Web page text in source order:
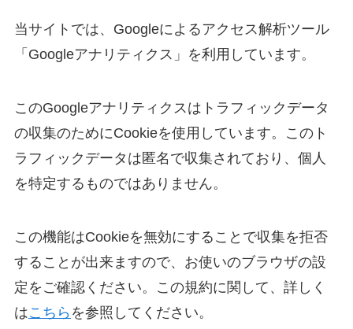
当サイトでは、Googleによるアクセス解析ツール
「Googleアナリティクス」を利用しています。
このGoogleアナリティクスはトラフィックデータ
の収集のためにCookieを使用しています。このト
ラフィックデータは匿名で収集されており、個人
を特定するものではありません。
この機能はCookieを無効にすることで収集を拒否
することが出来ますので、お使いのブラウザの設
定をご確認ください。この規約に関して、詳しく
はこちら を参照してください。